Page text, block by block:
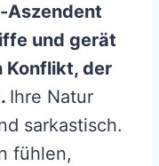
Aszendent
und gerät
Konflikt, der
Ihre Natur
sarkastisch.
fühlen,